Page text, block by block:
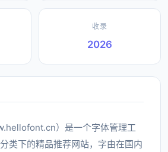
收录
2026
）是一个字体管理工
类下的精品推荐网站，字由在国内